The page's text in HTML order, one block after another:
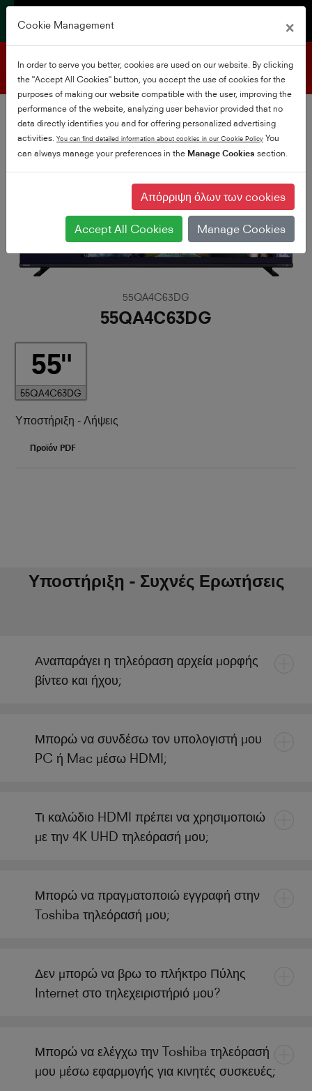
Υποστήριξη προϊόντων
55QA4C63DG
55QA4C63DG
55
55QA4C63DG
Υποστήριξη - Λήψεις
Προϊόν PDF
Υποστήριξη - Συχνές Ερωτήσεις
Αναπαράγει η τηλεόραση αρχεία μορφής
βίντεο και ήχου;
Μπορώ να συνδέσω τον υπολογιστή μου
PC ή Mac μέσω HDMI;
Τι καλώδιο HDMI πρέπει να χρησιμοποιώ
με την 4K UHD τηλεόρασή μου;
Μπορώ να πραγματοποιώ εγγραφή στην
Toshiba τηλεόρασή μου;
Δεν μπορώ να βρω το πλήκτρο Πύλης
Internet στο τηλεχειριστήριό μου?
Μπορώ να ελέγχω την Toshiba τηλεόρασή
μου μέσω εφαρμογής για κινητές συσκευές;
Cookie Management ×
In order to serve you better, cookies are used on our website. By clicking
the "Accept All Cookies" button, you accept the use of cookies for the
purposes of making our website compatible with the user, improving the
performance of the website, analyzing user behavior provided that no
data directly identifies you and for offering personalized advertising
activities. You can find detailed information about cookies in our Cookie Policy You
can always manage your preferences in the Manage Cookies section.
Απόρριψη όλων των cookies
Accept All Cookies Manage Cookies